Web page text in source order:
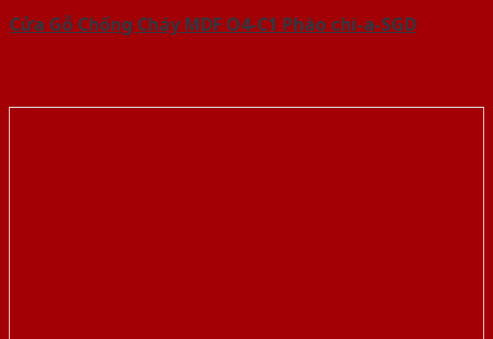
Cửa Gỗ Chống Cháy MDF O4-C1 Phào chi-a-SGD